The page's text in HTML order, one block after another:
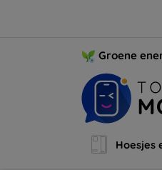
Groene
Hoesjes